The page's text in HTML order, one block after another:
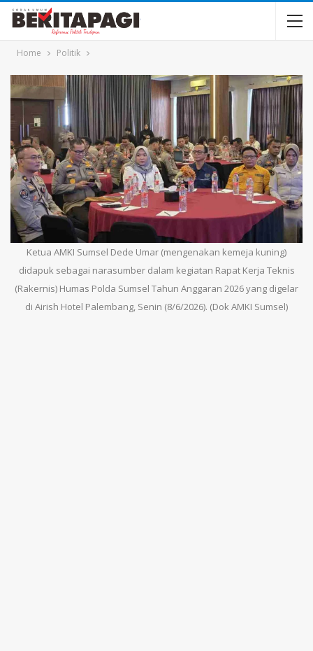
Home Politik
Ketua AMKI Sumsel Dede Umar (mengenakan kemeja kuning)
didapuk sebagai narasumber dalam kegiatan Rapat Kerja Teknis
(Rakernis) Humas Polda Sumsel Tahun Anggaran 2026 yang digelar
di Airish Hotel Palembang, Senin (8/6/2026). (Dok AMKI Sumsel)